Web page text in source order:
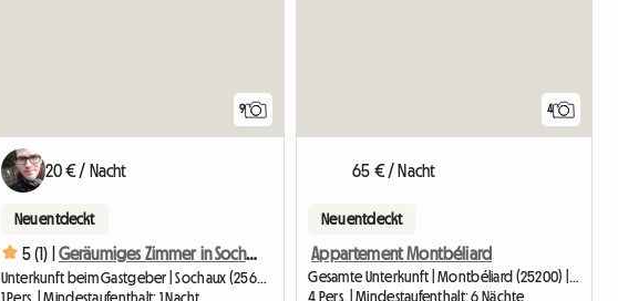
9
20 € / Nacht
Neu entdeckt
5 (1) | Geräumiges Zimmer in Sochaux mit Blick auf das Peugeot-Museum
Unterkunft beim Gastgeber | Sochaux (25600)
1 Pers. | Mindestaufenthalt: 1 Nacht
4
65 € / Nacht
Neu entdeckt
Appartement Montbéliard
Gesamte Unterkunft | Montbéliard (25200) | 16 M2
4 Pers. | Mindestaufenthalt: 6 Nächte